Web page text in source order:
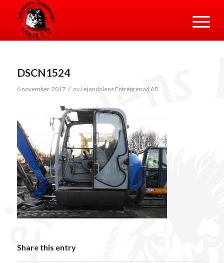
DSCN1524
6 november, 2017 / av Lejondalens Entreprenad AB
Share this entry